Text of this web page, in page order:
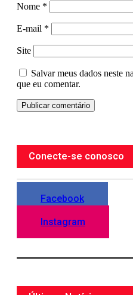
Nome *
E-mail *
Site
Salvar meus dados neste
que eu comentar.
Conecte-se conosco
Facebook
Instagram